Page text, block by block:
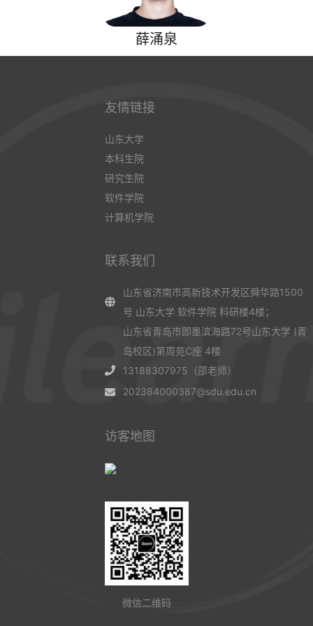
薛涌泉
友情链接
山东大学
本科生院
研究生院
软件学院
计算机学院
联系我们
山东省济南市高新技术开发区舜华路1500
号 山东大学 软件学院 科研楼4楼；
山东省青岛市即墨滨海路72号山东大学 (青
岛校区)第周苑C座 4楼
13188307975（邵老师）
202384000387@sdu.edu.cn
访客地图
微信二维码